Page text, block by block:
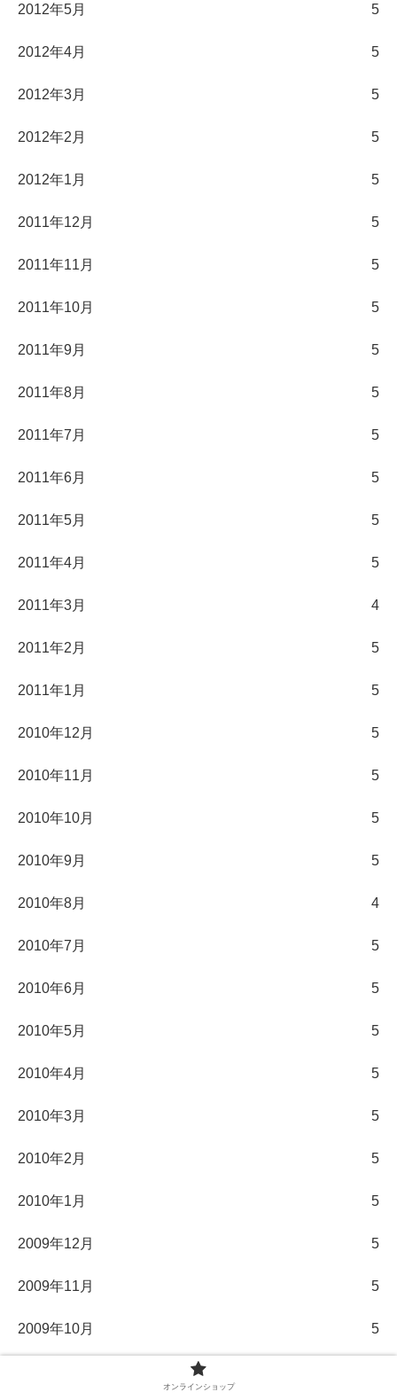
2012年5月 5
2012年4月 5
2012年3月 5
2012年2月 5
2012年1月 5
2011年12月 5
2011年11月 5
2011年10月 5
2011年9月 5
2011年8月 5
2011年7月 5
2011年6月 5
2011年5月 5
2011年4月 5
2011年3月 4
2011年2月 5
2011年1月 5
2010年12月 5
2010年11月 5
2010年10月 5
2010年9月 5
2010年8月 4
2010年7月 5
2010年6月 5
2010年5月 5
2010年4月 5
2010年3月 5
2010年2月 5
2010年1月 5
2009年12月 5
2009年11月 5
2009年10月 5
オンラインショップ